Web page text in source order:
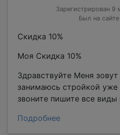
Зарегистрирован 9
Был на
Скидка 10%
Моя Скидка 10%
Здравствуйте Меня
занимаюсь стройкой уже
звоните пишите все виды
Подробнее